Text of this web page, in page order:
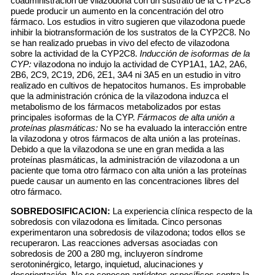
puede producir un aumento en la concentración del otro
fármaco. Los estudios in vitro sugieren que vilazodona puede
inhibir la biotransformación de los sustratos de la CYP2C8. No
se han realizado pruebas in vivo del efecto de vilazodona
sobre la actividad de la CYP2C8. Inducción de isoformas de la
CYP: vilazodona no indujo la actividad de CYP1A1, 1A2, 2A6,
2B6, 2C9, 2C19, 2D6, 2E1, 3A4 ni 3A5 en un estudio in vitro
realizado en cultivos de hepatocitos humanos. Es improbable
que la administración crónica de la vilazodona induzca el
metabolismo de los fármacos metabolizados por estas
principales isoformas de la CYP. Fármacos de alta unión a
proteínas plasmáticas: No se ha evaluado la interacción entre
la vilazodona y otros fármacos de alta unión a las proteínas.
Debido a que la vilazodona se une en gran medida a las
proteínas plasmáticas, la administración de vilazodona a un
paciente que toma otro fármaco con alta unión a las proteínas
puede causar un aumento en las concentraciones libres del
otro fármaco.
SOBREDOSIFICACION: La experiencia clínica respecto de la
sobredosis con vilazodona es limitada. Cinco personas
experimentaron una sobredosis de vilazodona; todos ellos se
recuperaron. Las reacciones adversas asociadas con
sobredosis de 200 a 280 mg, incluyeron síndrome
serotoninérgico, letargo, inquietud, alucinaciones y